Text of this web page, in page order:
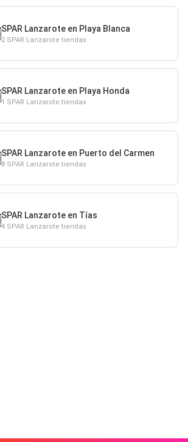
SPAR Lanzarote en Playa Blanca
2 SPAR Lanzarote tiendas
SPAR Lanzarote en Playa Honda
1 SPAR Lanzarote tiendas
SPAR Lanzarote en Puerto del Carmen
8 SPAR Lanzarote tiendas
SPAR Lanzarote en Tías
4 SPAR Lanzarote tiendas